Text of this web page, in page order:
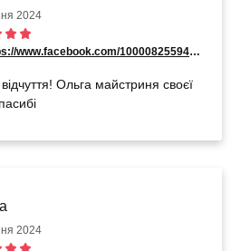
2024
https://www.facebook.com/100008255948751
Ольга майстриня своєї
2024